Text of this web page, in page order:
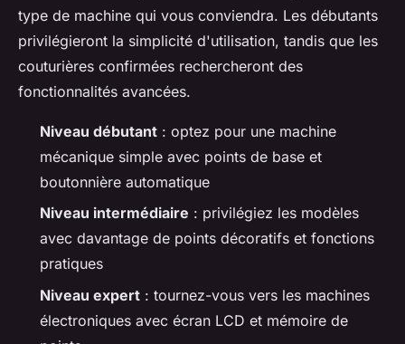
type de machine qui vous conviendra. Les débutants
privilégieront la simplicité d'utilisation, tandis que les
couturières confirmées rechercheront des
fonctionnalités avancées.
Niveau débutant : optez pour une machine
mécanique simple avec points de base et
boutonnière automatique
Niveau intermédiaire : privilégiez les modèles
avec davantage de points décoratifs et fonctions
pratiques
Niveau expert : tournez-vous vers les machines
électroniques avec écran LCD et mémoire de